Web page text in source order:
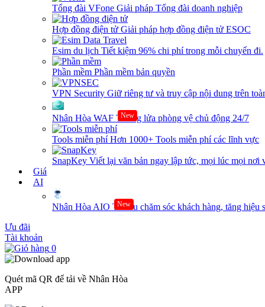
Tổng đài VFone Giải pháp Tổng đài doanh nghiệp
Hợp đồng điện tử Giải pháp hợp đồng điện tử ESOC
Esim du lịch Tiết kiệm 96% chi phí trong mỗi chuyến đi.
Phần mềm Phần mềm bản quyền
VPN Security Giữ riêng tư và truy cập nội dung trên
Nhân Hòa WAF New
Tường lửa phòng vệ chủ động 24/7
Tools miễn phíHơn 1000+ Tools miễn phí các lĩnh vực
SnapKey Viết lại văn bản ngay lập tức, mọi lúc mọi nơi
Giá
AI
Nhân Hòa AIO New
Tối ưu chăm sóc khách hàng, tăng hiệu
Ưu đãi
Tài khoản
0
Quét mã QR để tải về Nhân Hòa
APP